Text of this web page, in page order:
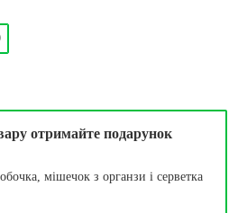
отримайте подарунок
мішечок з органзи і серветка